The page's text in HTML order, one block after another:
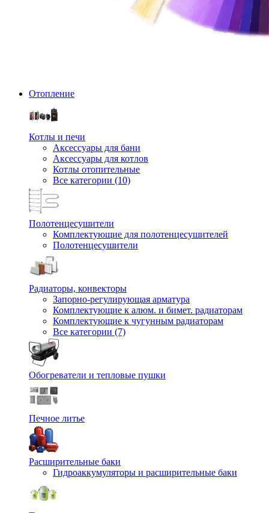
Отопление
Котлы и печи
Аксессуары для бани
Аксессуары для котлов
Котлы отопительные
Все категории (10)
Полотенцесушители
Комплектующие для полотенцесушителей
Полотенцесушители
Радиаторы, конвекторы
Запорно-регулирующая арматура
Комплектующие к алюм. и бимет. радиаторам
Комплектующие к чугунным радиаторам
Все категории (7)
Обогреватели и тепловые пушки
Печное литье
Расширительные баки
Гидроаккумуляторы и расширительные баки